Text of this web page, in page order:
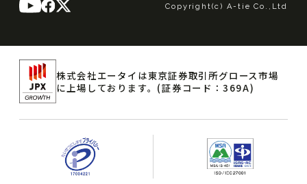
Copyright(c) A-tie Co.,Ltd
株式会社エータイは東京証券取引所グロース市場
に上場しております。 (証券コード：369A)